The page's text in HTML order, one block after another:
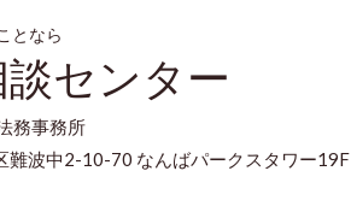
となら
センター
務事務所
難波中2-10-70 なんばパークスタワー19F